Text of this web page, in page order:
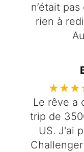
n’était
rien à
Le rêve a
trip de
US. J'ai